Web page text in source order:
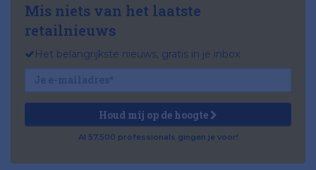
Mis niets van het laatste
retailnieuws
Het belangrijkste nieuws, gratis in je inbox
Houd mij op de hoogte
Al 57.500 professionals gingen je voor!